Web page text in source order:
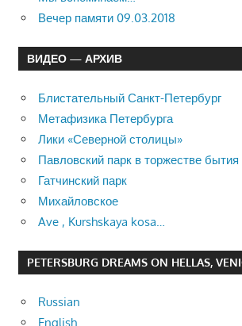
Вечер памяти 09.03.2018
ВИДЕО — АРХИВ
Блистательный Санкт-Петербург
Метафизика Петербурга
Лики «Северной столицы»
Павловский парк в торжестве
Гатчинский парк
Михайловское
Ave , Kurshskaya kosa…
PETERSBURG DREAMS ON HELLAS,
Russian
English